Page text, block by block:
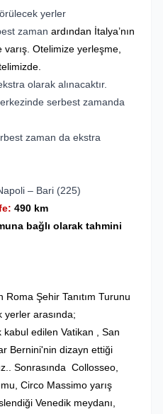
yerler
zaman ardından İtalya’nın
Otelimize yerleşme,
olarak alınacaktır.
serbest zamanda
zaman da ekstra
– Bari (225)
490 km
bağlı olarak tahmini
Roma Şehir Tanıtım Turunu
arasında;
kabul edilen Vatikan , San
Bernini'nin dizayn ettiği
Sonrasında Collosseo,
Circo Massimo yarış
Venedik meydanı,